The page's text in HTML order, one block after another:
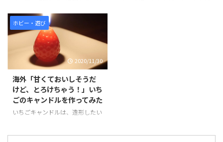
も使われます。季節の花をあしら
った小花のかわいいコスモス ...
わって作ったものです。本体部分
は、プラバンを重ねて作ることで
厚みを出し、角度を付けて削り出
しすることで、丸みを帯びたフォ
ルムを再現されています。 ま
た、本体についているフタを動か
せたり、パンをこねる部分のハネ
を小さいながらも再現されている
ところはすごいの一言です。最後
に粘土でパンを作れば、おいしそ
うなパンの焼き上がりが小窓がか
ホビー・遊び
2020/11/30
海外「甘くておいしそうだ
けど、とろけちゃう！」いち
ごのキャンドルを作ってみた
いちごキャンドルは、造形したい